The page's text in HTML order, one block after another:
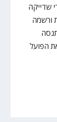
שדייקה
מתוך 20 ניסיונות ורשמה
תנסה
הפועל